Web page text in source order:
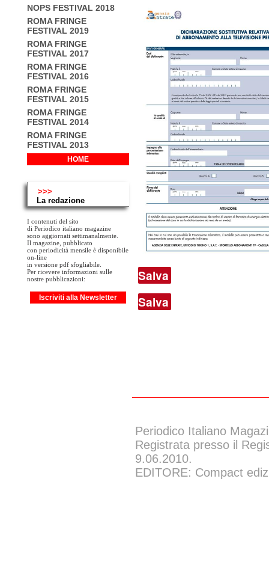
NOPS FESTIVAL 2018
ROMA FRINGE
FESTIVAL 2019
ROMA FRINGE
FESTIVAL 2017
ROMA FRINGE
FESTIVAL 2016
ROMA FRINGE
FESTIVAL 2015
ROMA FRINGE
FESTIVAL 2014
ROMA FRINGE
FESTIVAL 2013
HOME
>>>
La redazione
I contenuti del sito
di Periodico italiano magazine
sono aggiornati settimanalmente.
Il magazine, pubblicato
con periodicità mensile è disponibile
on-line
in versione pdf sfogliabile.
Per ricevere informazioni sulle
nostre pubblicazioni:
Iscriviti alla Newsletter
Salva
Salva
Periodico Italiano
Registrata presso il
9.06.2010.
EDITORE: Compact